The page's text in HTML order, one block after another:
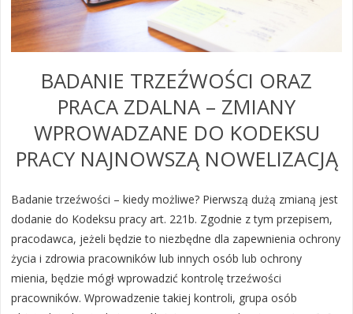
BADANIE TRZEŹWOŚCI ORAZ
PRACA ZDALNA – ZMIANY
WPROWADZANE DO KODEKSU
PRACY NAJNOWSZĄ NOWELIZACJĄ
Badanie trzeźwości – kiedy możliwe? Pierwszą dużą zmianą jest
dodanie do Kodeksu pracy art. 221b. Zgodnie z tym przepisem,
pracodawca, jeżeli będzie to niezbędne dla zapewnienia ochrony
życia i zdrowia pracowników lub innych osób lub ochrony
mienia, będzie mógł wprowadzić kontrolę trzeźwości
pracowników. Wprowadzenie takiej kontroli, grupa osób